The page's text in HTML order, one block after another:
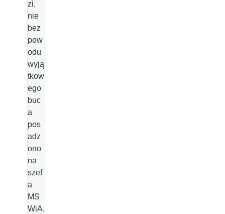
zi,
nie
bez
pow
odu
wyją
tkow
ego
buc
a
pos
adz
ono
na
szef
a
MS
WiA.